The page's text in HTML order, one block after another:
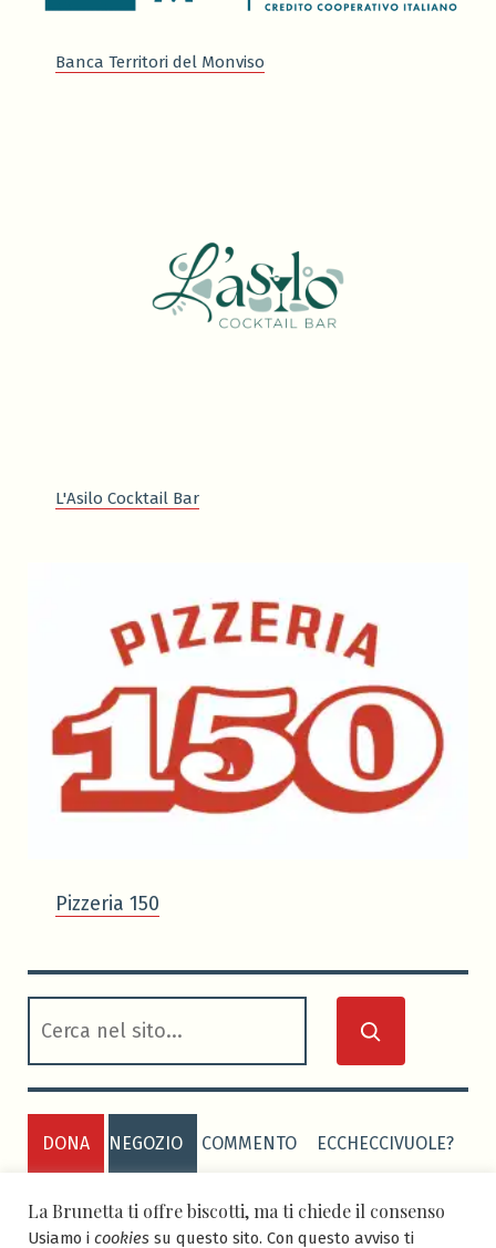
Banca Territori del Monviso
L'Asilo Cocktail Bar
Pizzeria 150
DONA NEGOZIO COMMENTO ECCHECCIVUOLE?
PRIVACY POLICY COOKIE POLICY
La Brunetta ti offre biscotti, ma ti chiede il consenso
Usiamo i cookies su questo sito. Con questo avviso ti